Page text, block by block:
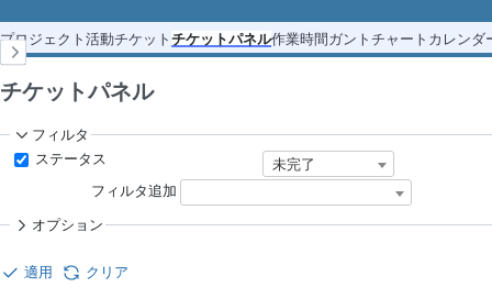
プロジェクト活動チケットチケットパネル作業時間ガントチャート カレンダ
チケットパネル
フィルタ
ステータス
未完了
フィルタ追加
オプション
適用 クリア